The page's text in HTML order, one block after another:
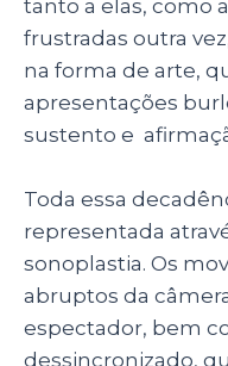
tanto a elas, como
frustradas outra
na forma de arte,
apresentações
sustento e
Toda essa
representada
sonoplastia. Os
abruptos da
espectador, bem
dessincronizado,